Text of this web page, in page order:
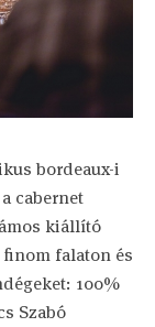
bordeaux-i
cabernet
kiállító
falaton és
100%
Szabó